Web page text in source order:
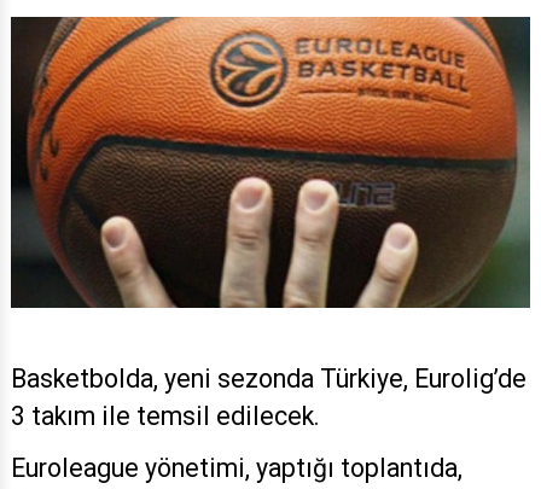
Basketbolda, yeni sezonda Türkiye, Eurolig’de
3 takım ile temsil edilecek.
Euroleague yönetimi, yaptığı toplantıda,